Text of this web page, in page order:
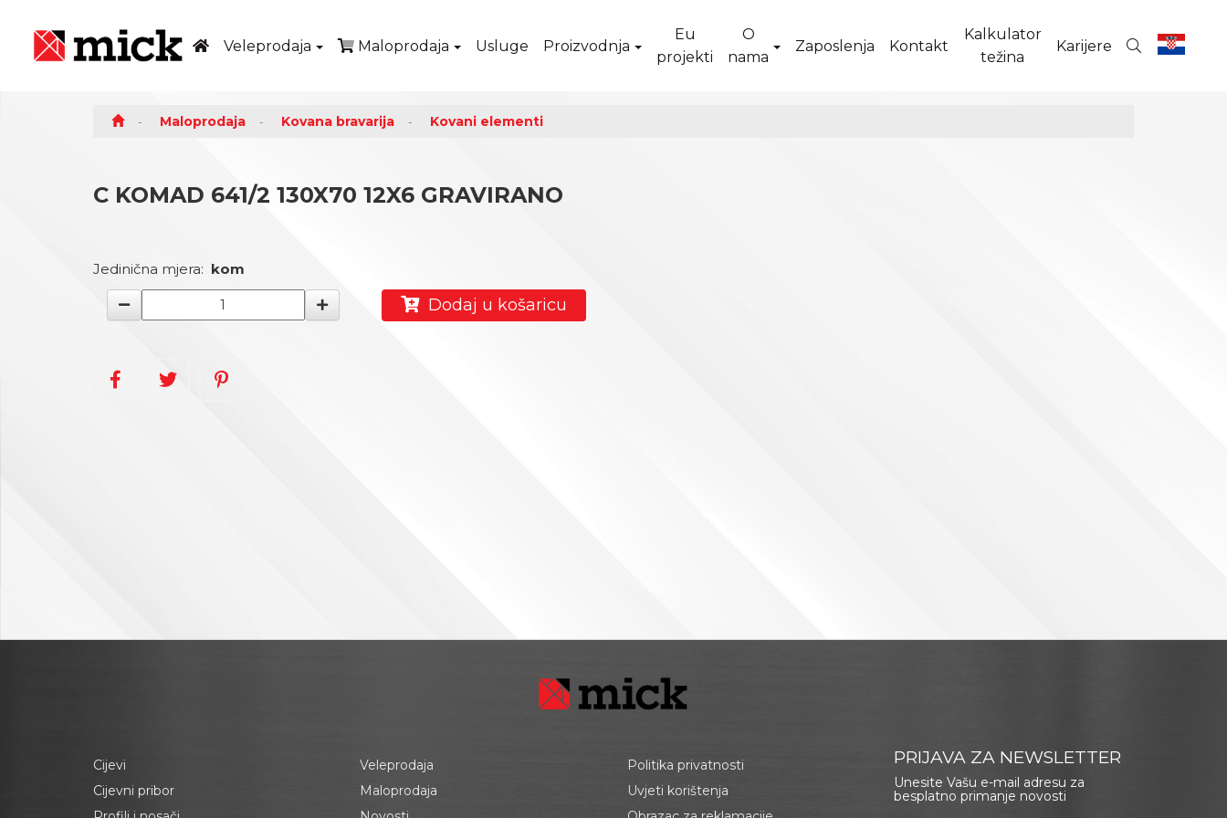
Veleprodaja Maloprodaja Usluge Proizvodnja
Eu
projekti
O
nama
Zaposlenja Kontakt
Kalkulator
težina
Karijere
Maloprodaja Kovana bravarija Kovani elementi
C KOMAD 641/2 130X70 12X6 GRAVIRANO
Jedinična mjera: kom
Dodaj u košaricu
Cijevi
Cijevni pribor
Veleprodaja
Maloprodaja
Politika privatnosti
Uvjeti korištenja
PRIJAVA ZA NEWSLETTER
Unesite Vašu e-mail adresu za
besplatno primanje novosti